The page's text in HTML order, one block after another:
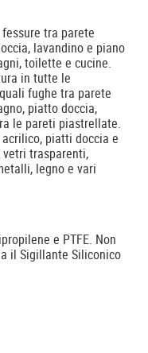
tra parete
lavandino e piano
toilette e cucine.
in tutte le
fughe tra parete
piatto doccia,
le pareti piastrellate.
piatti doccia e
trasparenti,
legno e vari
e PTFE. Non
il Sigillante Siliconico